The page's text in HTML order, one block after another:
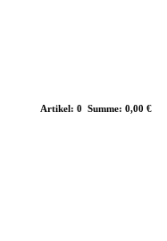
Artikel: 0 Summe: 0,00 €